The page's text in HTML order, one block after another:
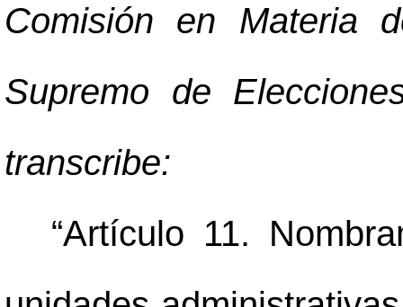
Comisión en Materia
Supremo de
transcribe:
“Artículo 11.